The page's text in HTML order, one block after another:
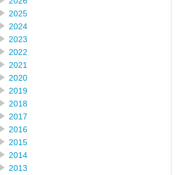
2025
2024
2023
2022
2021
2020
2019
2018
2017
2016
2015
2014
2013